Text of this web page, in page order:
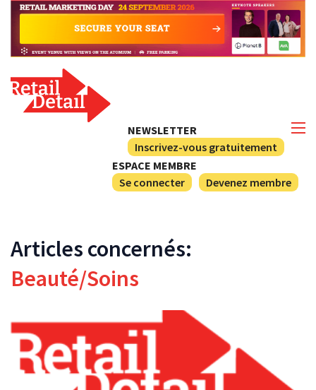
NEWSLETTER
Inscrivez-vous gratuitement
ESPACE MEMBRE
Se connecter
Devenez membre
Articles concernés:
Beauté/Soins